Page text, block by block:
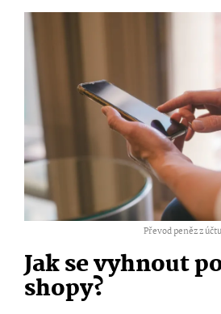
Převod peněz z
Jak se vyhnout
shopy?